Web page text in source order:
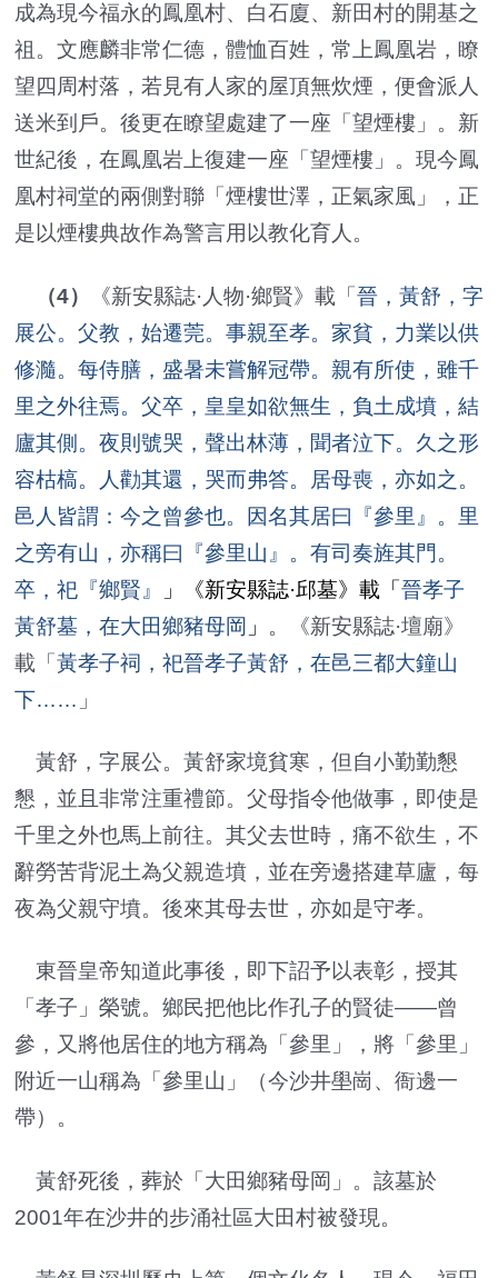
成為現今福永的鳳凰村、白石廈、新田村的開基之
祖。文應麟非常仁德，體恤百姓，常上鳳凰岩，瞭
望四周村落，若見有人家的屋頂無炊煙，便會派人
送米到戶。後更在瞭望處建了一座「望煙樓」。新
世紀後，在鳳凰岩上復建一座「望煙樓」。現今鳳
凰村祠堂的兩側對聯「煙樓世澤，正氣家風」，正
是以煙樓典故作為警言用以教化育人。
（4） 《新安縣誌·人物·鄉賢》載「晉，黃舒，字
展公。父教，始遷莞。事親至孝。家貧，力業以供
修瀡。每侍膳，盛暑未嘗解冠帶。親有所使，雖千
里之外往焉。父卒，皇皇如欲無生，負土成墳，結
廬其側。夜則號哭，聲出林薄，聞者泣下。久之形
容枯槁。人勸其還，哭而弗答。居母喪，亦如之。
邑人皆謂：今之曾參也。因名其居曰『參里』。里
之旁有山，亦稱曰『參里山』。有司奏旌其門。
卒，祀『鄉賢』
」 《新安縣誌·邱墓》載「晉孝子
黃舒墓，在大田鄉豬母岡 」 。《新安縣誌·壇廟》
載「黃孝子祠，祀晉孝子黃舒，在邑三都大鐘山
下…… 」
黃舒，字展公。黃舒家境貧寒，但自小勤勤懇
懇，並且非常注重禮節。父母指令他做事，即使是
千里之外也馬上前往。其父去世時，痛不欲生，不
辭勞苦背泥土為父親造墳，並在旁邊搭建草廬，每
夜為父親守墳。後來其母去世，亦如是守孝。
東晉皇帝知道此事後，即下詔予以表彰，授其
「孝子」榮號。鄉民把他比作孔子的賢徒——曾
參，又將他居住的地方稱為「參里」，將「參里」
附近一山稱為「參里山」（今沙井壆崗、衙邊一
帶）。
黃舒死後，葬於「大田鄉豬母岡」。該墓於
2001年在沙井的步涌社區大田村被發現。